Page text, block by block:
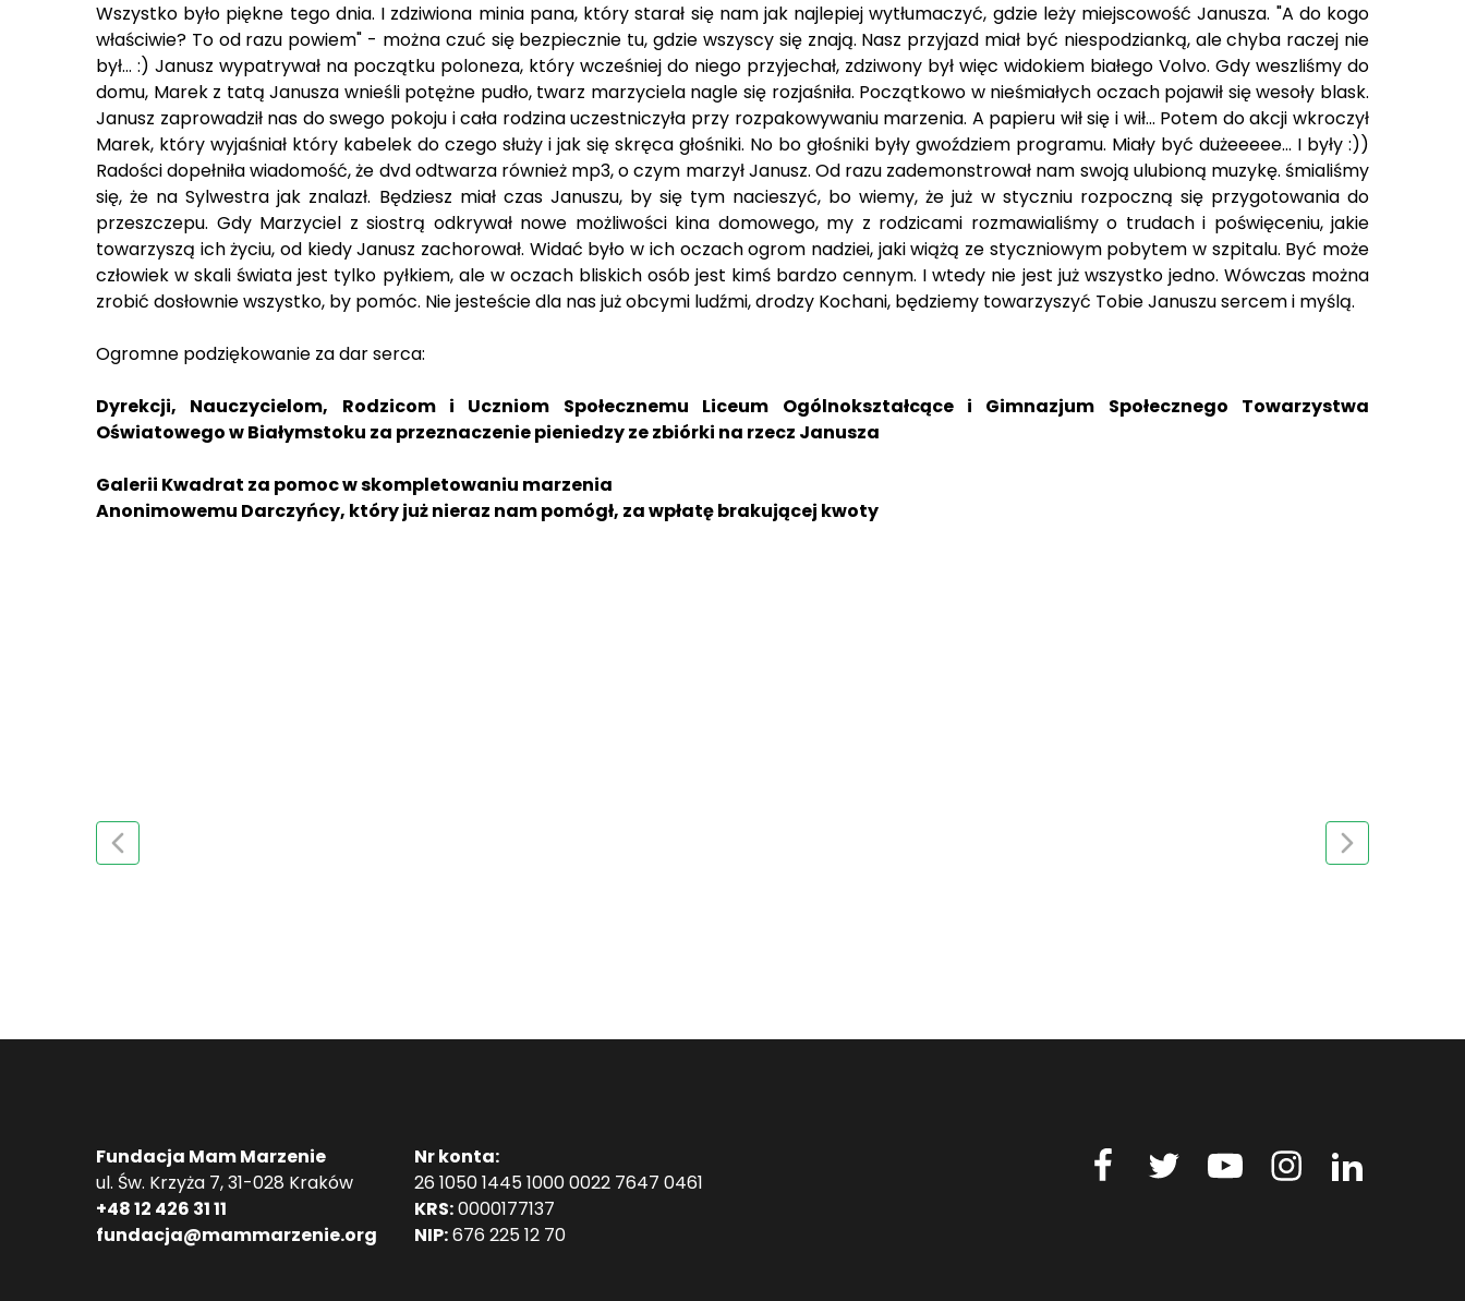
Wszystko było piękne tego dnia. I zdziwiona minia pana, który starał się nam jak najlepiej wytłumaczyć, gdzie leży miejscowość Janusza. "A do kogo
właściwie? To od razu powiem" - można czuć się bezpiecznie tu, gdzie wszyscy się znają. Nasz przyjazd miał być niespodzianką, ale chyba raczej nie
był... :) Janusz wypatrywał na początku poloneza, który wcześniej do niego przyjechał, zdziwony był więc widokiem białego Volvo. Gdy weszliśmy do
domu, Marek z tatą Janusza wnieśli potężne pudło, twarz marzyciela nagle się rozjaśniła. Początkowo w nieśmiałych oczach pojawił się wesoły blask.
Janusz zaprowadził nas do swego pokoju i cała rodzina uczestniczyła przy rozpakowywaniu marzenia. A papieru wił się i wił... Potem do akcji wkroczył
Marek, który wyjaśniał który kabelek do czego służy i jak się skręca głośniki. No bo głośniki były gwoździem programu. Miały być dużeeeee... I były :))
Radości dopełniła wiadomość, że dvd odtwarza również mp3, o czym marzył Janusz. Od razu zademonstrował nam swoją ulubioną muzykę. śmialiśmy
się, że na Sylwestra jak znalazł. Będziesz miał czas Januszu, by się tym nacieszyć, bo wiemy, że już w styczniu rozpoczną się przygotowania do
przeszczepu. Gdy Marzyciel z siostrą odkrywał nowe możliwości kina domowego, my z rodzicami rozmawialiśmy o trudach i poświęceniu, jakie
towarzyszą ich życiu, od kiedy Janusz zachorował. Widać było w ich oczach ogrom nadziei, jaki wiążą ze styczniowym pobytem w szpitalu. Być może
człowiek w skali świata jest tylko pyłkiem, ale w oczach bliskich osób jest kimś bardzo cennym. I wtedy nie jest już wszystko jedno. Wówczas można
zrobić dosłownie wszystko, by pomóc. Nie jesteście dla nas już obcymi ludźmi, drodzy Kochani, będziemy towarzyszyć Tobie Januszu sercem i myślą.
Ogromne podziękowanie za dar serca:
Dyrekcji, Nauczycielom, Rodzicom i Uczniom Społecznemu Liceum Ogólnokształcące i Gimnazjum Społecznego Towarzystwa
Oświatowego w Białymstoku za przeznaczenie pieniedzy ze zbiórki na rzecz Janusza
Galerii Kwadrat za pomoc w skompletowaniu marzenia
Anonimowemu Darczyńcy, który już nieraz nam pomógł, za wpłatę brakującej kwoty
Fundacja Mam Marzenie
ul. Św. Krzyża 7, 31-028 Kraków
+48 12 426 31 11
fundacja@mammarzenie.org
Nr konta:
26 1050 1445 1000 0022 7647 0461
KRS:0000177137
NIP:676 225 12 70